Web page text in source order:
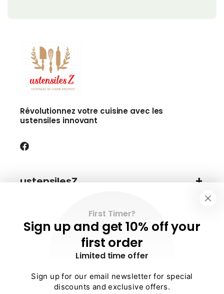
First Timer?
Sign up and get 10% off your
first order
Limited time offer
Sign up for our email newsletter for special
discounts and exclusive offers.
Révolutionnez votre cuisine avec les
ustensiles innovant
Facebook
ustensilesZ
Information
Besoin d'aide ?